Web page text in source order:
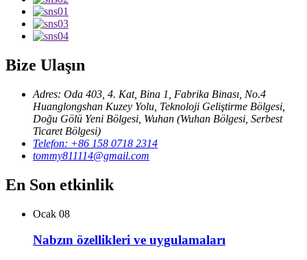
Bize Ulaşın
Adres: Oda 403, 4. Kat, Bina 1, Fabrika Binası, No.4
Huanglongshan Kuzey Yolu, Teknoloji Geliştirme Bölgesi,
Doğu Gölü Yeni Bölgesi, Wuhan (Wuhan Bölgesi, Serbest
Ticaret Bölgesi)
Telefon: +86 158 0718 2314
tommy811114@gmail.com
En Son etkinlik
Ocak 08
Nabzın özellikleri ve uygulamaları